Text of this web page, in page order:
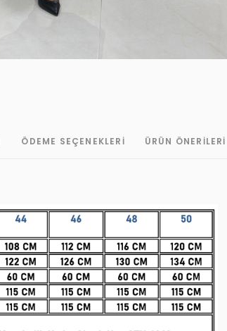
ÖDEME SEÇENEKLERI ÜRÜN ÖNERILERI